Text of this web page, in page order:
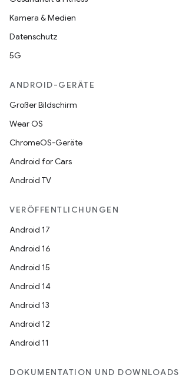
Kamera & Medien
Datenschutz
5G
ANDROID-GERÄTE
Großer Bildschirm
Wear OS
ChromeOS-Geräte
Android for Cars
Android TV
VERÖFFENTLICHUNGEN
Android 17
Android 16
Android 15
Android 14
Android 13
Android 12
Android 11
DOKUMENTATION UND DOWNLOADS